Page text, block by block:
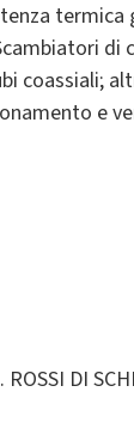
coassiali;
e
ROSSI DI